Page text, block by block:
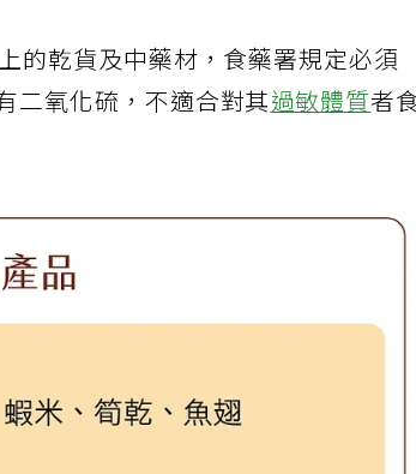
的乾貨及中藥材，食藥署規定必須
二氧化硫，不適合對其過敏體質者